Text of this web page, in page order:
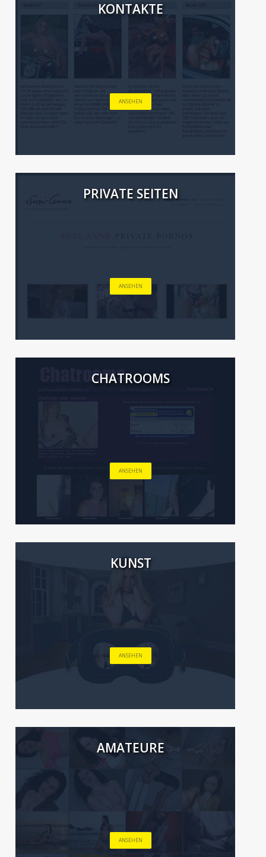
KONTAKTE
ANSEHEN
PRIVATE SEITEN
ANSEHEN
CHATROOMS
ANSEHEN
KUNST
ANSEHEN
AMATEURE
ANSEHEN